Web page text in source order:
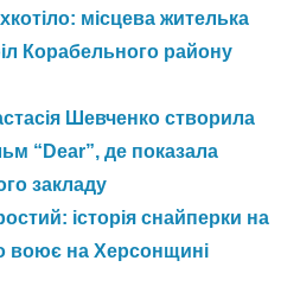
місцева жителька
Корабельного району
Шевченко створила
“Dear”, де показала
закладу
історія снайперки на
воює на Херсонщині